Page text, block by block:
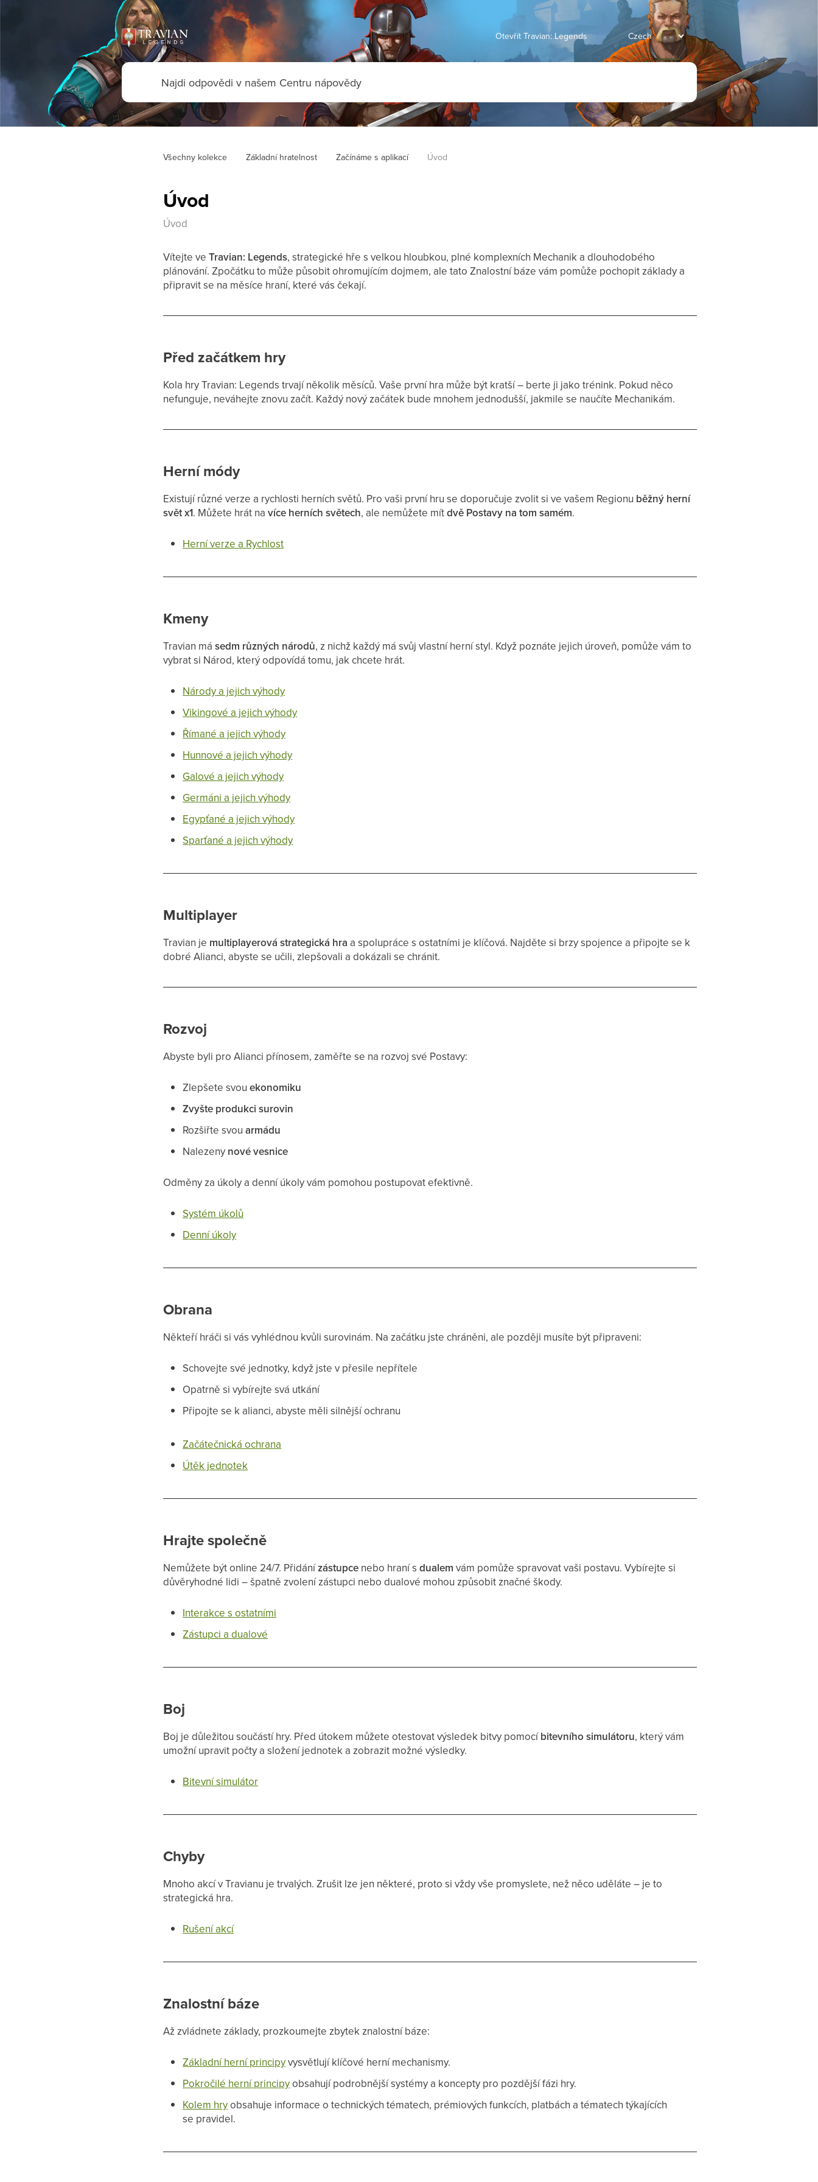
Otevřít Travian: Legends
Všechny kolekce Základní hratelnost Začínáme s aplikací Úvod
Úvod
Úvod
Vítejte veTravian: Legends, strategické hře s velkou hloubkou, plné komplexních Mechanik a dlouhodobého
plánování. Zpočátku to může působit ohromujícím dojmem, ale tato Znalostní báze vám pomůže pochopit základy a
připravit se na měsíce hraní, které vás čekají.
Před začátkem hry
Kola hry Travian: Legends trvají několik měsíců. Vaše první hra může být kratší – berte ji jako trénink. Pokud něco
nefunguje, neváhejte znovu začít. Každý nový začátek bude mnohem jednodušší, jakmile se naučíte Mechanikám.
Herní módy
Existují různé verze a rychlosti herních světů. Pro vaši první hru se doporučuje zvolit si ve vašem Regionu běžný herní
svět x1. Můžete hrát navíce herních světech, ale nemůžete mítdvě Postavy na tom samém.
Herní verze a Rychlost
Kmeny
Travian másedm různých národů, z nichž každý má svůj vlastní herní styl. Když poznáte jejich úroveň, pomůže vám to
vybrat si Národ, který odpovídá tomu, jak chcete hrát.
Národy a jejich výhody
Vikingové a jejich výhody
Římané a jejich výhody
Hunnové a jejich výhody
Galové a jejich výhody
Germáni a jejich výhody
Egypťané a jejich výhody
Sparťané a jejich výhody
Multiplayer
Travian je multiplayerová strategická hra a spolupráce s ostatními je klíčová. Najděte si brzy spojence a připojte se k
dobré Alianci, abyste se učili, zlepšovali a dokázali se chránit.
Rozvoj
Abyste byli pro Alianci přínosem, zaměřte se na rozvoj své Postavy:
Zlepšete svouekonomiku
Zvyšte produkci surovin
Rozšiřte svouarmádu
Nalezeny nové vesnice
Odměny za úkoly a denní úkoly vám pomohou postupovat efektivně.
Systém úkolů
Denní úkoly
Obrana
Někteří hráči si vás vyhlédnou kvůli surovinám. Na začátku jste chráněni, ale později musíte být připraveni:
Schovejte své jednotky, když jste v přesile nepřítele
Opatrně si vybírejte svá utkání
Připojte se k alianci, abyste měli silnější ochranu
Začátečnická ochrana
Útěk jednotek
Hrajte společně
Nemůžete být online 24/7. Přidánízástupce nebo hraní sdualem vám pomůže spravovat vaši postavu. Vybírejte si
důvěryhodné lidi – špatně zvolení zástupci nebo dualové mohou způsobit značné škody.
Interakce s ostatními
Zástupci a dualové
Boj
Boj je důležitou součástí hry. Před útokem můžete otestovat výsledek bitvy pomocíbitevního simulátoru, který vám
umožní upravit počty a složení jednotek a zobrazit možné výsledky.
Bitevní simulátor
Chyby
Mnoho akcí v Travianu je trvalých. Zrušit lze jen některé, proto si vždy vše promyslete, než něco uděláte – je to
strategická hra.
Rušení akcí
Znalostní báze
Až zvládnete základy, prozkoumejte zbytek znalostní báze:
Základní herní principyvysvětlují klíčové herní mechanismy.
Pokročilé herní principyobsahují podrobnější systémy a koncepty pro pozdější fázi hry.
Kolem hryobsahuje informace o technických tématech, prémiových funkcích, platbách a tématech týkajících
se pravidel.